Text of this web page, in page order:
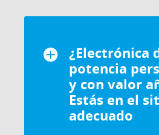
¿Electrónica
potencia
y con valor
Estás en el
adecuado